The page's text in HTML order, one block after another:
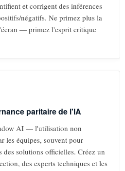
et corrigent des inférences
négatifs. Ne primez plus la
— primez l'esprit critique
paritaire de l'IA
AI — l'utilisation non
les équipes, souvent pour
des solutions officielles. Créez un
des experts techniques et les